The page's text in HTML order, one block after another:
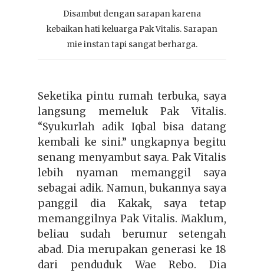
Disambut dengan sarapan karena
kebaikan hati keluarga Pak Vitalis. Sarapan
mie instan tapi sangat berharga.
Seketika pintu rumah terbuka, saya
langsung memeluk Pak Vitalis.
“Syukurlah adik Iqbal bisa datang
kembali ke sini.” ungkapnya begitu
senang menyambut saya. Pak Vitalis
lebih nyaman memanggil saya
sebagai adik. Namun, bukannya saya
panggil dia Kakak, saya tetap
memanggilnya Pak Vitalis. Maklum,
beliau sudah berumur setengah
abad. Dia merupakan generasi ke 18
dari penduduk Wae Rebo. Dia